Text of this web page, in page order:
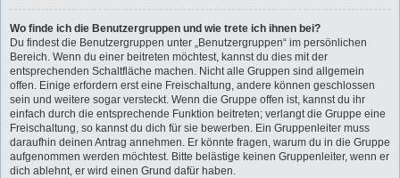
Wo finde ich die Benutzergruppen und wie trete ich ihnen bei?
Du findest die Benutzergruppen unter „Benutzergruppen“ im persönlichen
Bereich. Wenn du einer beitreten möchtest, kannst du dies mit der
entsprechenden Schaltfläche machen. Nicht alle Gruppen sind allgemein
offen. Einige erfordern erst eine Freischaltung, andere können geschlossen
sein und weitere sogar versteckt. Wenn die Gruppe offen ist, kannst du ihr
einfach durch die entsprechende Funktion beitreten; verlangt die Gruppe eine
Freischaltung, so kannst du dich für sie bewerben. Ein Gruppenleiter muss
daraufhin deinen Antrag annehmen. Er könnte fragen, warum du in die Gruppe
aufgenommen werden möchtest. Bitte belästige keinen Gruppenleiter, wenn er
dich ablehnt, er wird einen Grund dafür haben.